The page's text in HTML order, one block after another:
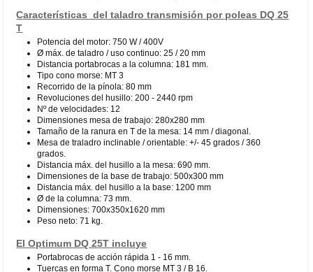
Características del taladro transmisión por poleas DQ 25
T
Potencia del motor: 750 W / 400V
Ø máx. de taladro / uso continuo: 25 / 20 mm
Distancia portabrocas a la columna: 181 mm.
Tipo cono morse: MT 3
Recorrido de la pínola: 80 mm
Revoluciones del husillo: 200 - 2440 rpm
Nº de velocidades: 12
Dimensiones mesa de trabajo: 280x280 mm
Tamaño de la ranura en T de la mesa: 14 mm / diagonal.
Mesa de traladro inclinable / orientable: +/- 45 grados / 360
grados.
Distancia máx. del husillo a la mesa: 690 mm.
Dimensiones de la base de trabajo: 500x300 mm
Distancia máx. del husillo a la base: 1200 mm
Ø de la columna: 73 mm.
Dimensiones: 700x350x1620 mm
Peso neto: 71 kg.
El Optimum DQ 25T incluye
Portabrocas de acción rápida 1 - 16 mm.
Tuercas en forma T. Cono morse MT 3 / B 16.